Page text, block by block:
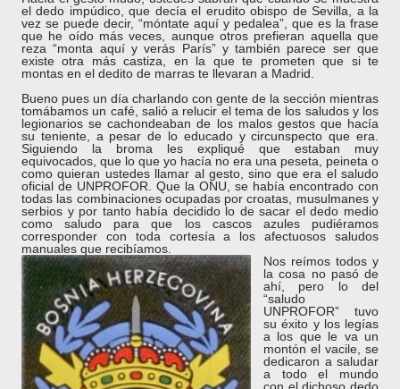
el dedo impúdico, que decía el erudito obispo de Sevilla, a la
vez se puede decir, “móntate aquí y pedalea”, que es la frase
que he oído más veces, aunque otros prefieran aquella que
reza “monta aquí y verás París” y también parece ser que
existe otra más castiza, en la que te prometen que si te
montas en el dedito de marras te llevaran a Madrid.
Bueno pues un día charlando con gente de la sección mientras
tomábamos un café, salió a relucir el tema de los saludos y los
legionarios se cachondeaban de los malos gestos que hacía
su teniente, a pesar de lo educado y circunspecto que era.
Siguiendo la broma les expliqué que estaban muy
equivocados, que lo que yo hacía no era una peseta, peineta o
como quieran ustedes llamar al gesto, sino que era el saludo
oficial de UNPROFOR. Que la ONU, se había encontrado con
todas las combinaciones ocupadas por croatas, musulmanes y
serbios y por tanto había decidido lo de sacar el dedo medio
como saludo para que los cascos azules pudiéramos
corresponder con toda cortesía a los afectuosos saludos
manuales que recibíamos.
Nos reímos todos y
la cosa no pasó de
ahí, pero lo del
“saludo
UNPROFOR” tuvo
su éxito y los legías
a los que le va un
montón el vacile, se
dedicaron a saludar
a todo el mundo